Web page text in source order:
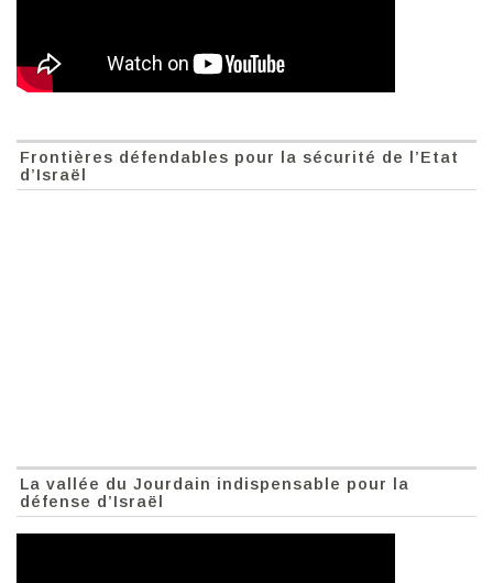
Frontières défendables pour la sécurité de l’Etat
d’Israël
La vallée du Jourdain indispensable pour la
défense d’Israël